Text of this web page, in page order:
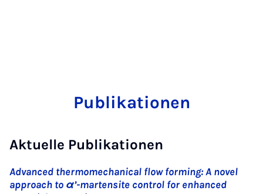
Publikationen
Aktuelle Publikationen
Advanced thermomechanical flow forming: A novel
approach to α’-martensite control for enhanced